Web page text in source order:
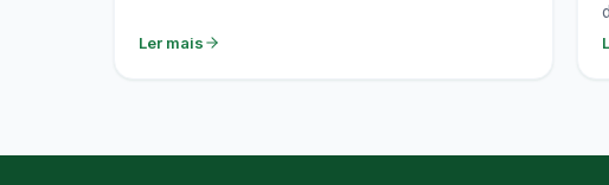
Ler mais